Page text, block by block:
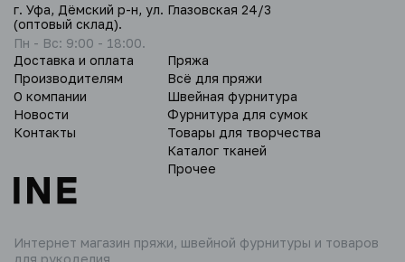
Интернет магазин пряжи, швейной фурнитуры и товаров
для рукоделия
Доставка и оплата
Производителям
О компании
Новости
Контакты
Пряжа
Всё для пряжи
Швейная фурнитура
Фурнитура для сумок
Товары для творчества
Каталог тканей
Прочее
г. Уфа, Дёмский р-н, ул. Глазовская 24/3
(оптовый склад).
Пн - Вс: 9:00 - 18:00.